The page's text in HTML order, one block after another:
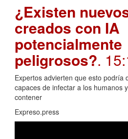
¿Existen
creados con IA
potencialmente
peligrosos?.
Expertos advierten que esto podría
capaces de infectar a los humanos
contener
Expreso.press